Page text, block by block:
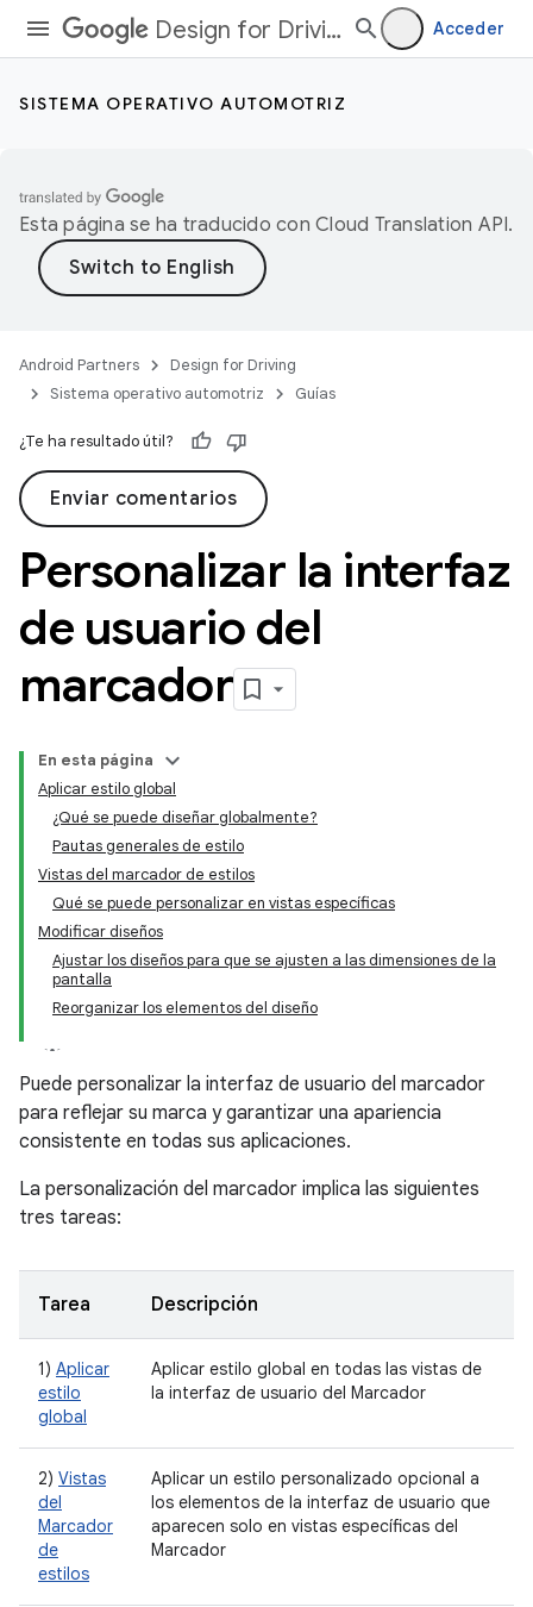
Design for Driving Acceder
SISTEMA OPERATIVO AUTOMOTRIZ
Esta página se ha traducido con Cloud Translation API.
Android Partners
Design for Driving
Sistema operativo automotriz
Guías
¿Te ha resultado útil?
Enviar comentarios
Personalizar la interfaz
de usuario del
marcador
En esta página
Aplicar estilo global
¿Qué se puede diseñar globalmente?
Pautas generales de estilo
Vistas del marcador de estilos
Qué se puede personalizar en vistas específicas
Modificar diseños
Ajustar los diseños para que se ajusten a las dimensiones de la
pantalla
Reorganizar los elementos del diseño
Puede personalizar la interfaz de usuario del marcador
para reflejar su marca y garantizar una apariencia
consistente en todas sus aplicaciones.
La personalización del marcador implica las siguientes
tres tareas:
Tarea Descripción
1) Aplicar
estilo
global
Aplicar estilo global en todas las vistas de
la interfaz de usuario del Marcador
2) Vistas
del
Marcador
de
estilos
Aplicar un estilo personalizado opcional a
los elementos de la interfaz de usuario que
aparecen solo en vistas específicas del
Marcador